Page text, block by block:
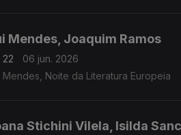
Mendes, Joaquim Ramos
22
06 jun. 2026
Mendes, Noite da Literatura Europeia
Stichini Vilela, Isilda